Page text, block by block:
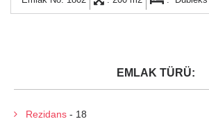
EMLAK TÜRÜ:
Rezidans - 18